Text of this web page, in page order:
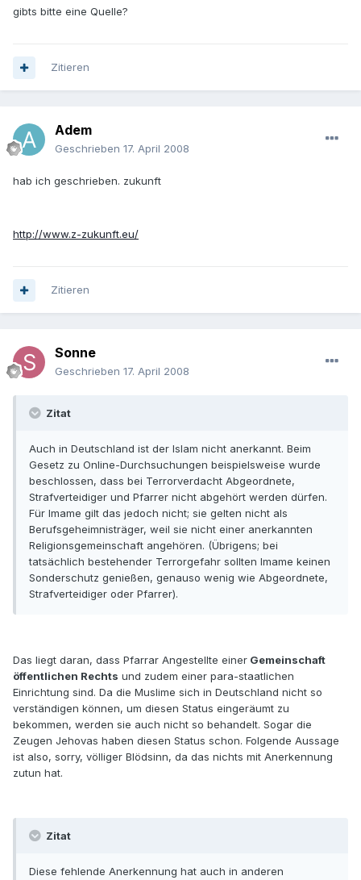
gibts bitte eine Quelle?
Zitieren
Adem
Geschrieben 17. April 2008
hab ich geschrieben. zukunft
http://www.z-zukunft.eu/
Zitieren
Sonne
Geschrieben 17. April 2008
Zitat
Auch in Deutschland ist der Islam nicht anerkannt. Beim
Gesetz zu Online-Durchsuchungen beispielsweise wurde
beschlossen, dass bei Terrorverdacht Abgeordnete,
Strafverteidiger und Pfarrer nicht abgehört werden dürfen.
Für Imame gilt das jedoch nicht; sie gelten nicht als
Berufsgeheimnisträger, weil sie nicht einer anerkannten
Religionsgemeinschaft angehören. (Übrigens; bei
tatsächlich bestehender Terrorgefahr sollten Imame keinen
Sonderschutz genießen, genauso wenig wie Abgeordnete,
Strafverteidiger oder Pfarrer).
Das liegt daran, dass Pfarrar Angestellte einer Gemeinschaft
öffentlichen Rechts und zudem einer para-staatlichen
Einrichtung sind. Da die Muslime sich in Deutschland nicht so
verständigen können, um diesen Status eingeräumt zu
bekommen, werden sie auch nicht so behandelt. Sogar die
Zeugen Jehovas haben diesen Status schon. Folgende Aussage
ist also, sorry, völliger Blödsinn, da das nichts mit Anerkennung
zutun hat.
Zitat
Diese fehlende Anerkennung hat auch in anderen